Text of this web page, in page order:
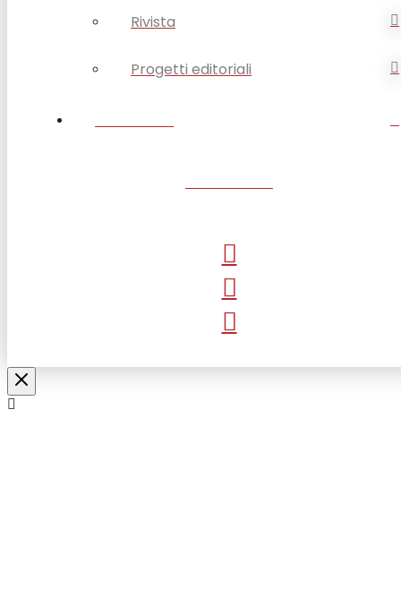
Rivista
Progetti editoriali